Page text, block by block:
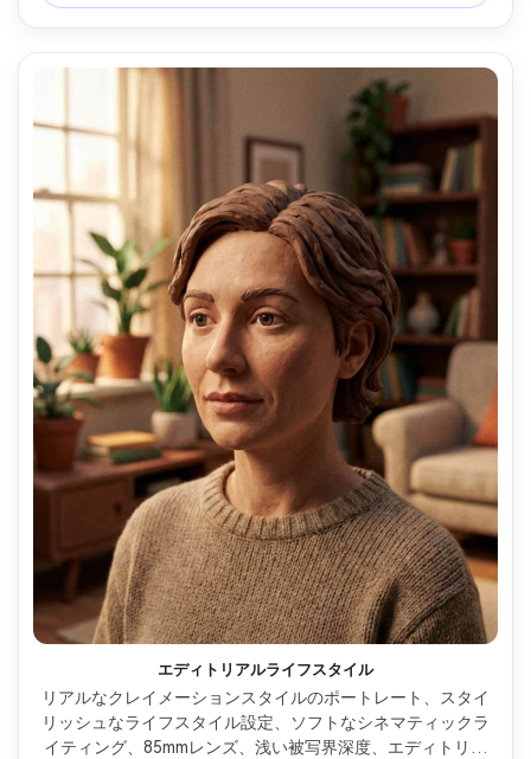
エディトリアルライフスタイル
リアルなクレイメーションスタイルのポートレート、スタイ
リッシュなライフスタイル設定、ソフトなシネマティックラ
イティング、85mmレンズ、浅い被写界深度、エディトリア